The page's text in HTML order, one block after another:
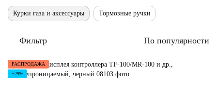
Курки газа и аксессуары Тормозные ручки
Фильтр По популярности
РАСПРОДАЖА
−29%